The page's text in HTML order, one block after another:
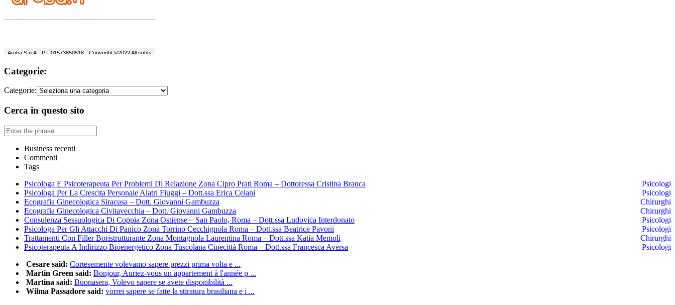
Categorie:
Categorie:
Cerca in questo sito
Business recenti
Commenti
Tags
Psicologa E Psicoterapeuta Per Problemi Di Relazione Zona Cipro Prati Roma – Dottoressa Cristina Branca
Psicologi
Psicologa Per La Crescita Personale Alatri Fiuggi – Dott.ssa Erica Celani
Psicologi
Ecografia Ginecologica Siracusa – Dott. Giovanni Gambuzza
Chirurghi
Ecografia Ginecologica Civitavecchia – Dott. Giovanni Gambuzza
Chirurghi
Consulenza Sessuologica Di Coppia Zona Ostiense – San Paolo, Roma – Dott.ssa Ludovica Interdonato
Psicologi
Psicologa Per Gli Attacchi Di Panico Zona Torrino Cecchignola Roma – Dott.ssa Beatrice Pavoni
Psicologi
Trattamenti Con Filler Boristrutturante Zona Montagnola Laurentina Roma – Dott.ssa Katia Memoli
Chirurghi
Psicoterapeuta A Indirizzo Bioenergetico Zona Tuscolana Cinecittà Roma – Dott.ssa Francesca Aversa
Psicologi
Cesare said: Cortesemente volevamo sapere prezzi prima volta e ...
Martin Green said: Bonjour, Auriez-vous un appartement à l'année p ...
Martina said: Buonasera, Volevo sapere se avete disponibilità ...
Wilma Passadore said: vorrei sapere se fatte la stiratura brasiliana e i ...